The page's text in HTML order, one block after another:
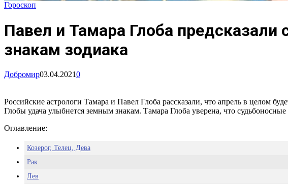
Гороскоп
Павел и Тамара Глоба
знакам зодиака
Добромир03.04.20210
Российские астрологи Тамара и Павел Глоба рассказали, что апрель в целом
Глобы удача улыбнется земным знакам. Тамара Глоба уверена, что
Оглавление:
Козерог, Телец, Дева
Рак
Лев